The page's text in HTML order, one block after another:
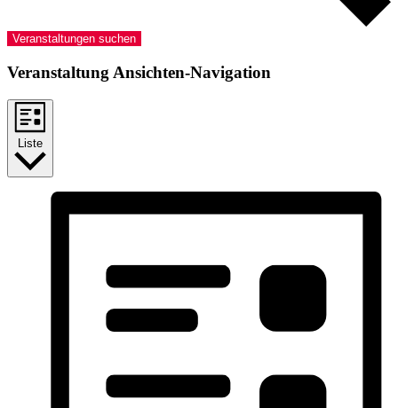
Veranstaltungen suchen
Veranstaltung Ansichten-Navigation
Liste